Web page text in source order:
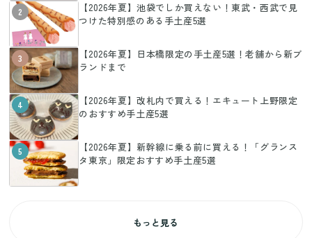
2
【2026年夏】池袋でしか買えない！東武・西武で見
つけた特別感のある手土産5選
3
【2026年夏】日本橋限定の手土産5選！老舗から新ブ
ランドまで
4
【2026年夏】改札内で買える！エキュート上野限定
のおすすめ手土産5選
5
【2026年夏】新幹線に乗る前に買える！「グランス
タ東京」限定おすすめ手土産5選
もっと見る